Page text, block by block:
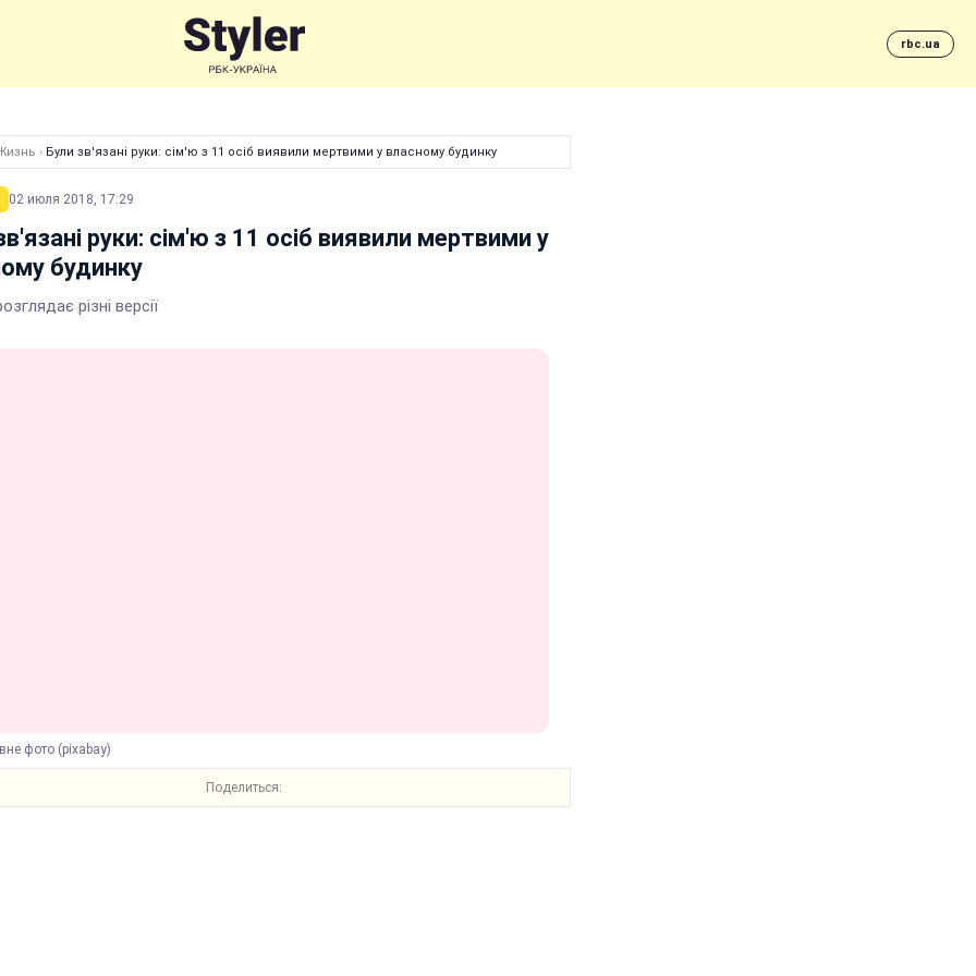
rbc.ua
› Були зв'язані руки: сім'ю з 11 осіб виявили мертвими у власному будинку
02 июля 2018, 17:29
руки: сім'ю з 11 осіб виявили мертвими у
будинку
різні версії
фото (pixabay)
Поделиться: